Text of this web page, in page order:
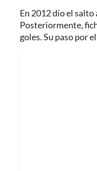
En 2012 dio el
Posteriormente,
goles. Su paso por